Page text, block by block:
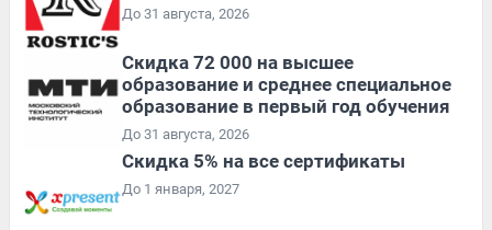
До 31 августа, 2026
Скидка 72 000 на высшее
образование и среднее специальное
образование в первый год обучения
До 31 августа, 2026
Скидка 5% на все сертификаты
До 1 января, 2027